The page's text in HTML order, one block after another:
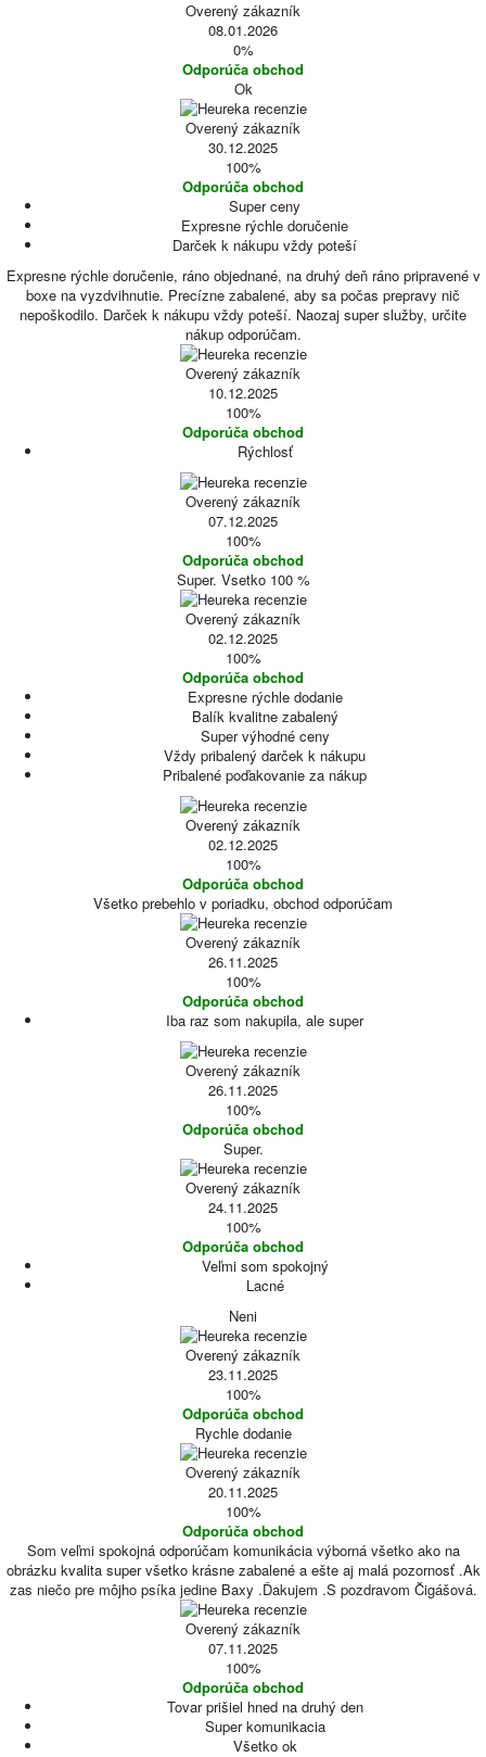
Overený zákazník
08.01.2026
0%
Odporúča obchod
Ok
Overený zákazník
30.12.2025
100%
Odporúča obchod
Super ceny
Expresne rýchle doručenie
Darček k nákupu vždy poteší
Expresne rýchle doručenie, ráno objednané, na druhý deň ráno pripravené v
boxe na vyzdvihnutie. Precízne zabalené, aby sa počas prepravy nič
nepoškodilo. Darček k nákupu vždy poteší. Naozaj super služby, určite
nákup odporúčam.
Overený zákazník
10.12.2025
100%
Odporúča obchod
Rýchlosť
Overený zákazník
07.12.2025
100%
Odporúča obchod
Super. Vsetko 100 %
Overený zákazník
02.12.2025
100%
Odporúča obchod
Expresne rýchle dodanie
Balík kvalitne zabalený
Super výhodné ceny
Vždy pribalený darček k nákupu
Pribalené poďakovanie za nákup
Overený zákazník
02.12.2025
100%
Odporúča obchod
Všetko prebehlo v poriadku, obchod odporúčam
Overený zákazník
26.11.2025
100%
Odporúča obchod
Iba raz som nakupila, ale super
Overený zákazník
26.11.2025
100%
Odporúča obchod
Super.
Overený zákazník
24.11.2025
100%
Odporúča obchod
Veľmi som spokojný
Lacné
Neni
Overený zákazník
23.11.2025
100%
Odporúča obchod
Rychle dodanie
Overený zákazník
20.11.2025
100%
Odporúča obchod
Som veľmi spokojná odporúčam komunikácia výborná všetko ako na
obrázku kvalita super všetko krásne zabalené a ešte aj malá pozornosť .Ak
zas niečo pre môjho psíka jedine Baxy .Ďakujem .S pozdravom Čigášová.
Overený zákazník
07.11.2025
100%
Odporúča obchod
Tovar prišiel hned na druhý den
Super komunikacia
Všetko ok